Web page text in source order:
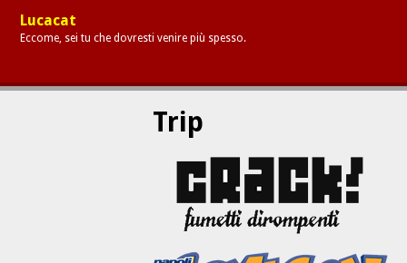
Lucacat
Eccome, sei tu che dovresti venire più spesso.
Trip